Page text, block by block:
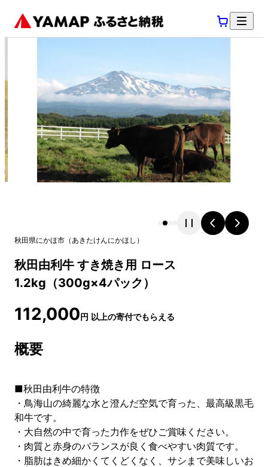
秋田県にかほ市 （あきたけんにかほし ）
秋田由利牛 すき焼き用 ロース
1.2kg（300g×4パック）
112,000円 以上の寄付でもらえる
概要
■秋田由利牛の特徴
・鳥海山の綺麗な水と澄んだ空気で育った、最高級黒毛
和牛です。
・大自然の中で育った力作をぜひご賞味ください。
・肉質と赤身のバランスが良く食べやすい肉質です。
・脂肪はきめ細かくてくどくなく、サシまで美味しいお